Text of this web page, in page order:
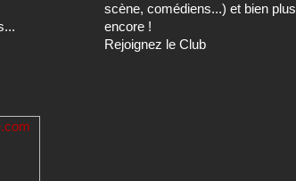
scène, comédiens...) et bien plus
encore !
Rejoignez le Club